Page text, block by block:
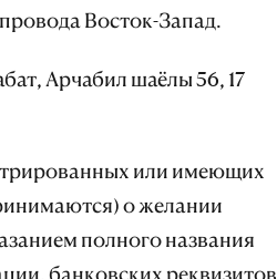
Восток-Запад.
Арчабил шаёлы 56, 17
или имеющих
о желании
полного названия
банковских реквизитов